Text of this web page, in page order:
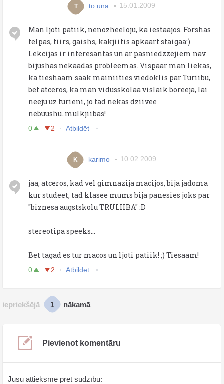
T to una 15.01.2009
Man ljoti patiik, nenozheeloju, ka iestaajos. Forshas
telpas, tiirs, gaishs, kakjiitis apkaart staigaa:)
Lekcijas ir interesantas un ar pasniedzzejiem nav
bijushas nekaadas probleemas. Vispaar man liekas,
ka tieshaam saak mainiities viedoklis par Turiibu,
bet atceros, ka man vidusskolaa vislaik boreeja, lai
neeju uz turieni, jo tad nekas dziivee
nebuushu..mulkjiibas!
0 2 Atbildēt
K karimo 10.02.2009
jaa, atceros, kad vel gimnazija macijos, bija jadoma
kur studeet, tad klasee mums bija panesies joks par
"biznesa augstskolu TRULIIBA" :D
stereotipa speeks...
Bet tagad es tur macos un ljoti patiik! ;) Tiesaam!
0 2 Atbildēt
iepriekšējā 1 nākamā
Pievienot komentāru
Jūsu attieksme pret sūdzību: